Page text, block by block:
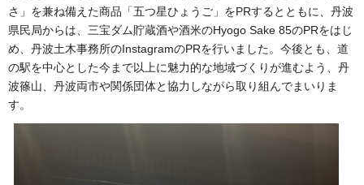
さ」を兼ね備えた商品「五つ星ひょうご」をPRするとともに、丹波
県民局からは、三宝ダム貯蔵酒や酒米のHyogo Sake 85のPRをはじ
め、丹波土木事務所のInstagramのPRを行いました。今後とも、道
の駅を中心とした今まで以上に魅力的な地域づくりが進むよう、丹
波篠山、丹波両市や関係団体と協力しながら取り組んでまいりま
す。